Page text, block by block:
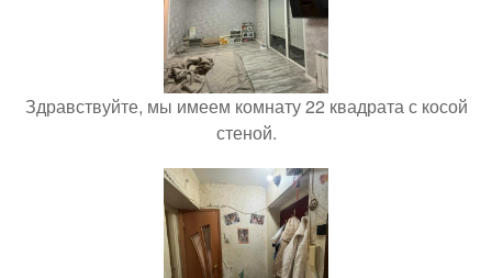
Здравствуйте, мы имеем комнату 22 квадрата с косой
стеной.